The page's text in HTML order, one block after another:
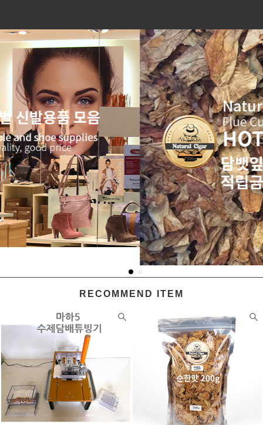
RECOMMEND ITEM